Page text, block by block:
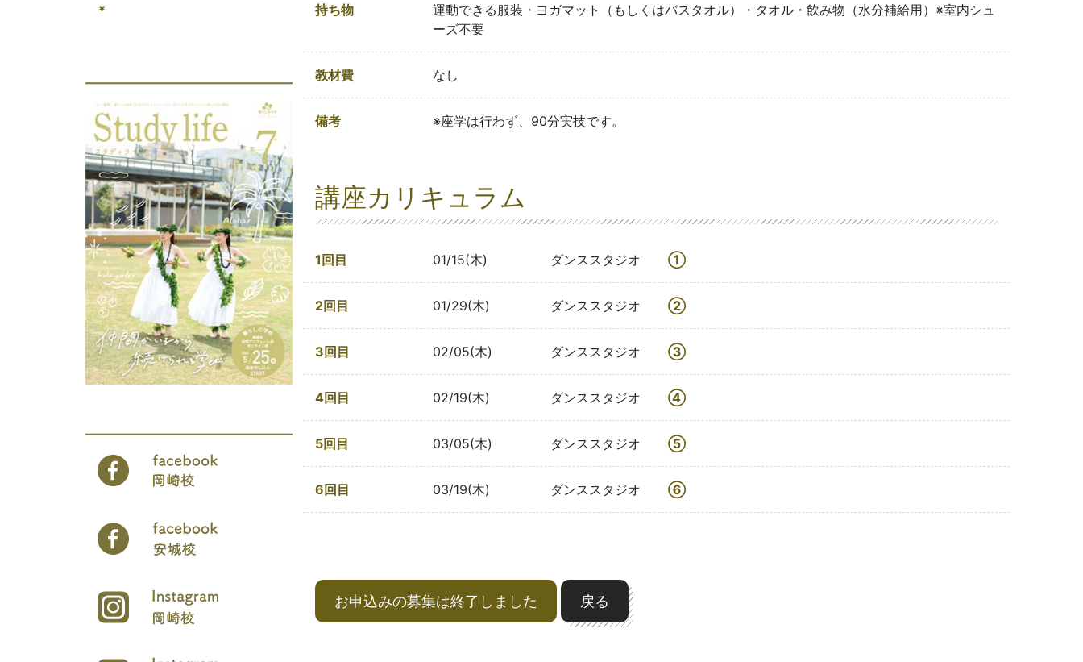
*
持ち物
運動できる服装・ヨガマット（もしくはバスタオル）・タオル・飲み物（水分補給用）※室内シュ
ーズ不要
教材費 なし
備考 ※座学は行わず、90分実技です。
講座カリキュラム
1回目 01/15(木) ダンススタジオ ①
2回目 01/29(木) ダンススタジオ ②
3回目 02/05(木) ダンススタジオ ③
4回目 02/19(木) ダンススタジオ ④
5回目 03/05(木) ダンススタジオ ⑤
6回目 03/19(木) ダンススタジオ ⑥
お申込みの募集は終了しました 戻る